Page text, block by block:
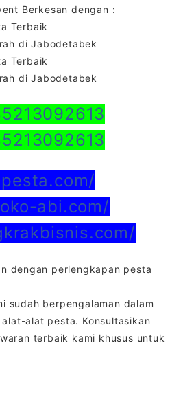
Berkesan dengan :
Terbaik
di Jabodetabek
Terbaik
di Jabodetabek
abi.com/
dengan perlengkapan pesta
sudah berpengalaman dalam
alat pesta. Konsultasikan
terbaik kami khusus untuk